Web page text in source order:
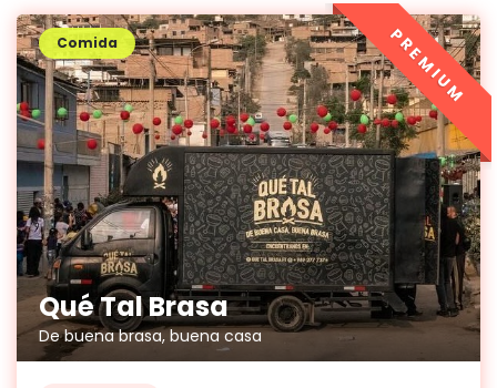
Qué Tal Brasa
De buena brasa, buena casa
Comida PREMIUM